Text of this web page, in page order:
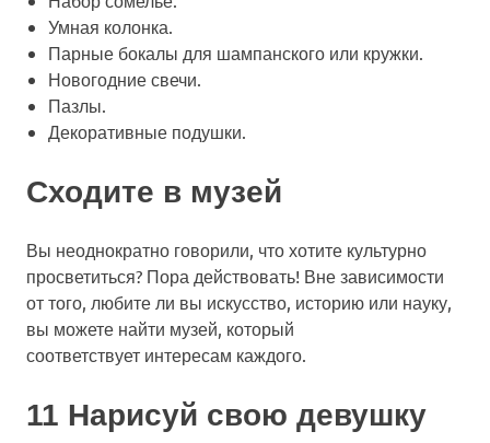
Умная колонка.
Парные бокалы для шампанского или кружки.
Новогодние свечи.
Пазлы.
Декоративные подушки.
Сходите в музей
Вы неоднократно говорили, что хотите культурно
просветиться? Пора действовать! Вне зависимости
от того, любите ли вы искусство, историю или науку,
вы можете найти музей, который
соответствует интересам каждого.
11 Нарисуй свою девушку